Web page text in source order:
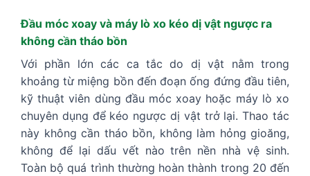
Đầu móc xoay và máy lò xo kéo dị vật ngược ra
không cần tháo bồn
Với phần lớn các ca tắc do dị vật nằm trong
khoảng từ miệng bồn đến đoạn ống đứng đầu tiên,
kỹ thuật viên dùng đầu móc xoay hoặc máy lò xo
chuyên dụng để kéo ngược dị vật trở lại. Thao tác
này không cần tháo bồn, không làm hỏng gioăng,
không để lại dấu vết nào trên nền nhà vệ sinh.
Toàn bộ quá trình thường hoàn thành trong 20 đến